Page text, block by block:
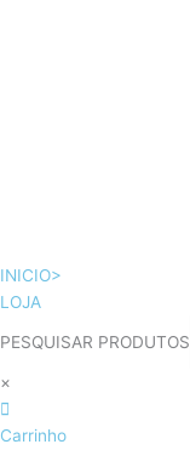
INICIO>
LOJA
PESQUISAR PRODUTOS
×
Carrinho